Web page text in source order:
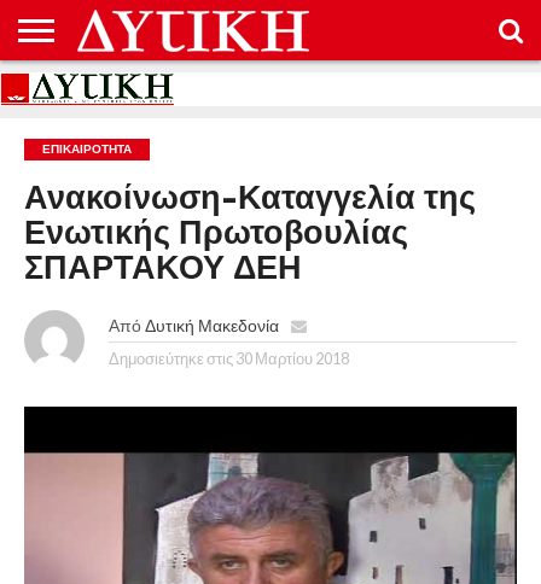
ΑΡΧΙΚΉ
ΕΠΙΚΟΙΝΩΝΊΑ
ΌΡΟΙ
ΠΡΟΣΤΑΣΊΑ
ΔΕΔΟΜΈΝΩΝ
ΕΠΙΚΑΙΡΟΤΗΤΑ
Ανακοίνωση-Καταγγελία της
Ενωτικής Πρωτοβουλίας
ΣΠΑΡΤΑΚΟΥ ΔΕΗ
Από Δυτική Μακεδονία
Δημοσιεύτηκε στις 30 Μαρτίου 2018